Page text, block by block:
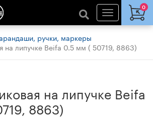
0
ручки, маркеры
на липучке Beifa 0.5 мм ( 50719, 8863)
на липучке Beifa
8863)